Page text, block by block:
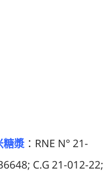
糖漿： RNE N° 21-
C.G 21-012-22;